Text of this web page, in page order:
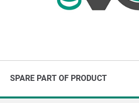
SPARE PART OF PRODUCT